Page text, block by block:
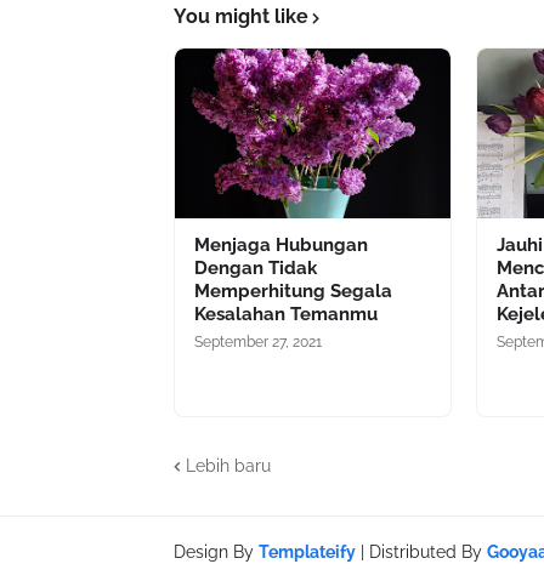
You might like
Menjaga Hubungan
Dengan Tidak
Memperhitung Segala
Kesalahan Temanmu
September 27, 2021
Lebih baru
Design By Templateify | Distributed By